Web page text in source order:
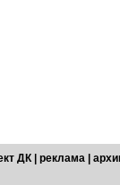
ДК реклама